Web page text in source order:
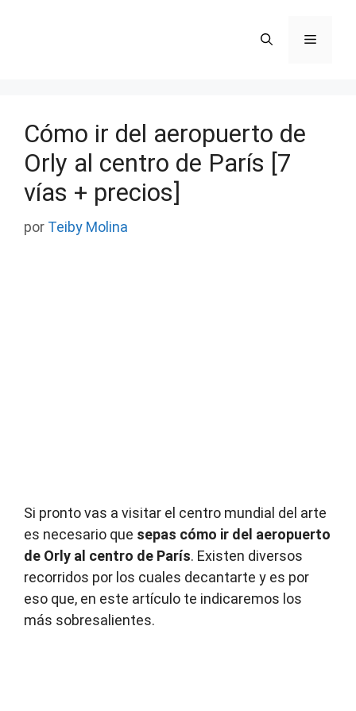
Menú
Cómo ir del aeropuerto de
Orly al centro de París [7
vías + precios]
por Teiby Molina
Si pronto vas a visitar el centro mundial del arte
es necesario que sepas cómo ir del aeropuerto
de Orly al centro de París. Existen diversos
recorridos por los cuales decantarte y es por
eso que, en este artículo te indicaremos los
más sobresalientes.